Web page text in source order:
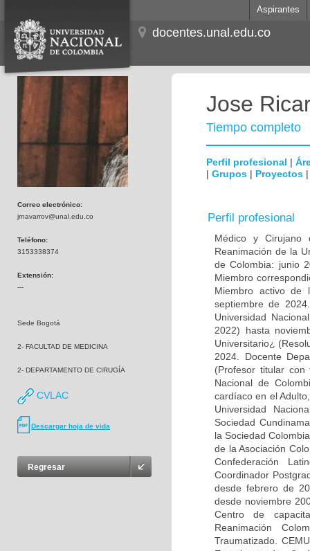
Aspirantes
docentes.unal.edu.co
Correo electrónico:
jrnavarrov@unal.edu.co
Teléfono:
3153338374
Extensión:
---
Sede Bogotá
2- FACULTAD DE MEDICINA
2- DEPARTAMENTO DE CIRUGÍA
CVLAC
Descargar hoja de vida
Regresar
Jose
Tiempo completo
Perfil profesional |
| Grupos | Proyectos
Perfil profesional
Médico y Cirujano
Reanimación de la
de Colombia: junio
Miembro
Miembro activo de
septiembre de
Universidad
2022) hasta
Universitario¿
2024. Docente
(Profesor titular con
Nacional de
cardíaco en el
Universidad
Sociedad
la Sociedad
de la Asociación
Confederación
Coordinador
desde febrero de
desde noviembre
Centro de
Reanimación
Traumatizado.